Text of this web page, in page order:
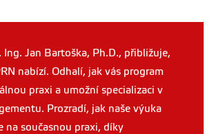
Ing. Jan Bartoška, Ph.D., přibližuje,
nabízí. Odhalí, jak vás program
praxi a umožní specializaci v
Prozradí, jak naše výuka
na současnou praxi, díky